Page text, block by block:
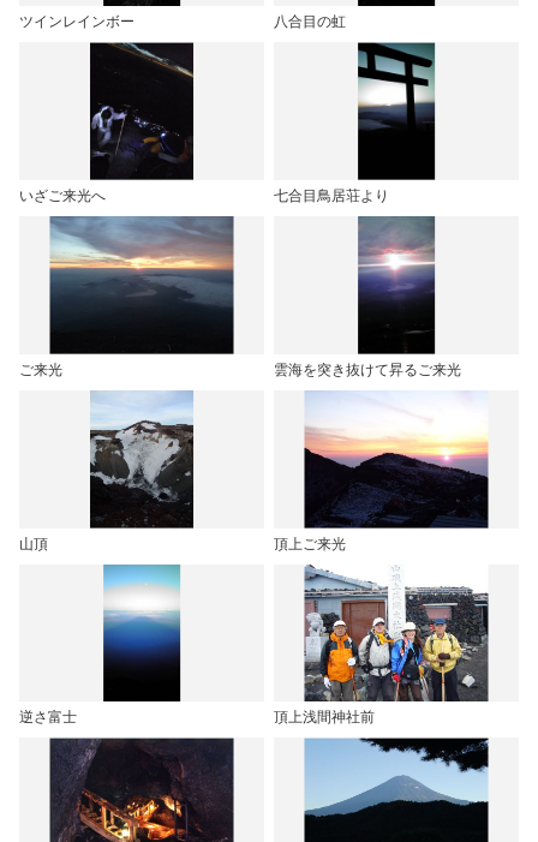
ツインレインボー 八合目の虹
いざご来光へ 七合目鳥居荘より
ご来光 雲海を突き抜けて昇るご来光
山頂 頂上ご来光
逆さ富士 頂上浅間神社前